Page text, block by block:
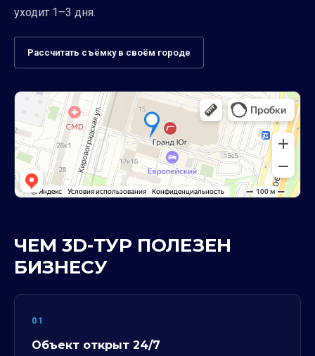
уходит 1–3 дня.
Рассчитать съёмку в своём городе
ЧЕМ 3D-ТУР ПОЛЕЗЕН
БИЗНЕСУ
01
Объект открыт 24/7